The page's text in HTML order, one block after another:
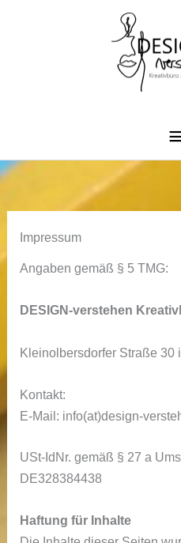
Impressum
Angaben gemäß § 5 TMG:
DESIGN-verstehen
Kleinolbersdorfer Straße 30
Kontakt:
E-Mail: info(at)design-
USt-IdNr. gemäß § 27 a
DE328384438
Haftung für Inhalte